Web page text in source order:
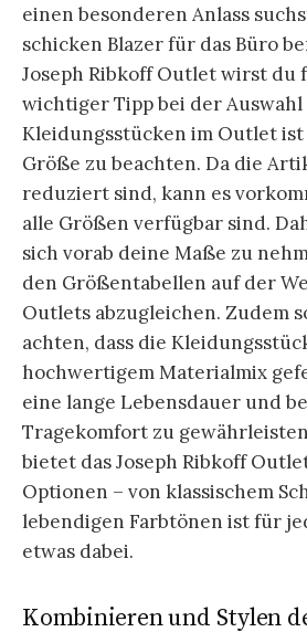
einen besonderen Anlass
schicken Blazer für das Büro
Joseph Ribkoff Outlet wirst du
wichtiger Tipp bei der Auswahl
Kleidungsstücken im Outlet
Größe zu beachten. Da die
reduziert sind, kann es
alle Größen verfügbar sind.
sich vorab deine Maße zu
den Größentabellen auf der
Outlets abzugleichen. Zudem
achten, dass die
hochwertigem Materialmix
eine lange Lebensdauer und
Tragekomfort zu
bietet das Joseph Ribkoff
Optionen – von klassischem
lebendigen Farbtönen ist für
etwas dabei.
Kombinieren und Stylen